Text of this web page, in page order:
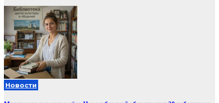
Новости